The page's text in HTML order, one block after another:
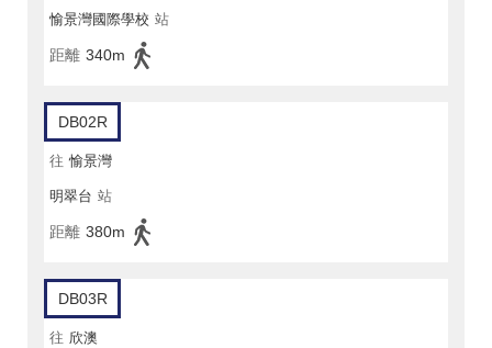
愉景灣國際學校 站
距離 340m
DB02R
往 愉景灣
明翠台 站
距離 380m
DB03R
往 欣澳